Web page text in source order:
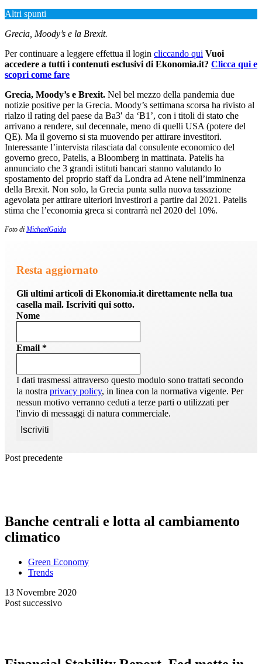
Altri spunti
Grecia, Moody’s e la Brexit.
Per continuare a leggere effettua il login cliccando qui Vuoi
accedere a tutti i contenuti esclusivi di Ekonomia.it? Clicca qui e
scopri come fare
Grecia, Moody’s e Brexit. Nel bel mezzo della pandemia due
notizie positive per la Grecia. Moody’s settimana scorsa ha rivisto al
rialzo il rating del paese da Ba3′ da ‘B1’, con i titoli di stato che
arrivano a rendere, sul decennale, meno di quelli USA (potere del
QE). Ma il governo si sta muovendo per attirare investitori.
Interessante l’intervista rilasciata dal consulente economico del
governo greco, Patelis, a Bloomberg in mattinata. Patelis ha
annunciato che 3 grandi istituti bancari stanno valutando lo
spostamento del proprio staff da Londra ad Atene nell’imminenza
della Brexit. Non solo, la Grecia punta sulla nuova tassazione
agevolata per attirare ulteriori investirori a partire dal 2021. Patelis
stima che l’economia greca si contrarrà nel 2020 del 10%.
Foto di MichaelGaida
Resta aggiornato
Gli ultimi articoli di Ekonomia.it direttamente nella tua
casella mail. Iscriviti qui sotto.
Nome
Email *
I dati trasmessi attraverso questo modulo sono trattati secondo
la nostra privacy policy, in linea con la normativa vigente. Per
nessun motivo verranno ceduti a terze parti o utilizzati per
l'invio di messaggi di natura commerciale.
Post precedente
Banche centrali e lotta al cambiamento
climatico
Green Economy
Trends
13 Novembre 2020
Post successivo